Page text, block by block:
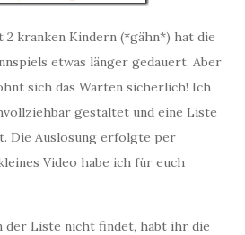
2 kranken Kindern (*gähn*) hat die
etwas länger gedauert. Aber
sich das Warten sicherlich! Ich
gestaltet und eine Liste
Die Auslosung erfolgte per
Video habe ich für euch
der Liste nicht findet, habt ihr die